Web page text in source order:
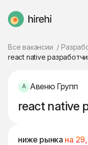
HireHi
Все вакансии
react native
Авеню Групп
react native
ниже рынка на